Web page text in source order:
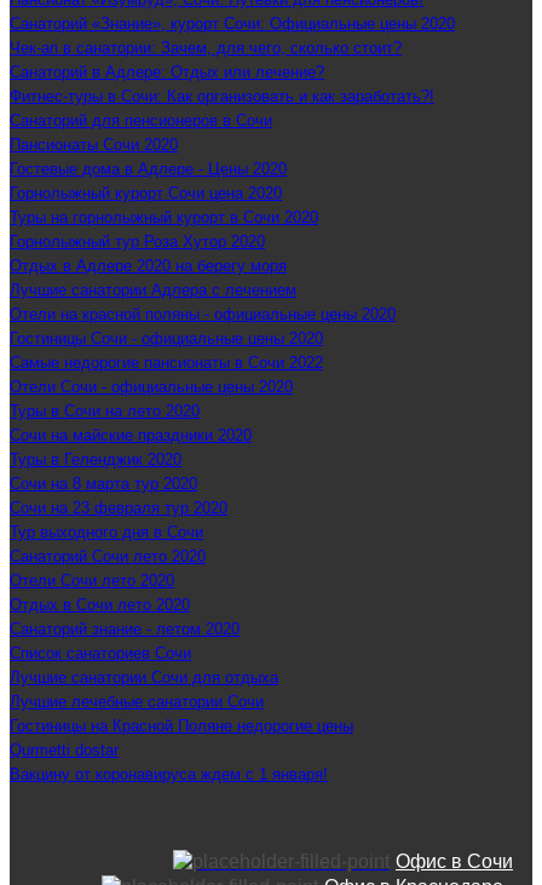
Санаторий «Знание», курорт Сочи: Официальные цены 2020
Чек-ап в санатории: Зачем, для чего, сколько стоит?
Санаторий в Адлере: Отдых или лечение?
Фитнес-туры в Сочи: Как организовать и как заработать?!
Санаторий для пенсионеров в Сочи
Пансионаты Сочи 2020
Гостевые дома в Адлере - Цены 2020
Горнолыжный курорт Сочи цена 2020
Туры на горнолыжный курорт в Сочи 2020
Горнолыжный тур Роза Хутор 2020
Отдых в Адлере 2020 на берегу моря
Лучшие санатории Адлера с лечением
Отели на красной поляны - официальные цены 2020
Гостиницы Сочи - официальные цены 2020
Самые недорогие пансионаты в Сочи 2022
Отели Сочи - официальные цены 2020
Туры в Сочи на лето 2020
Сочи на майские праздники 2020
Туры в Геленджик 2020
Сочи на 8 марта тур 2020
Сочи на 23 февраля тур 2020
Тур выходного дня в Сочи
Санаторий Сочи лето 2020
Отели Сочи лето 2020
Отдых в Сочи лето 2020
Санаторий знание - летом 2020
Список санаториев Сочи
Лучшие санатории Сочи для отдыха
Лучшие лечебные санатории Сочи
Гостиницы на Красной Поляне недорогие цены
Qurmetti dostar
Вакцину от коронавируса ждем с 1 января!
Офис в Сочи